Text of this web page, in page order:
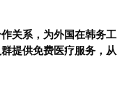
关系，为外国在韩务工
提供免费医疗服务，从